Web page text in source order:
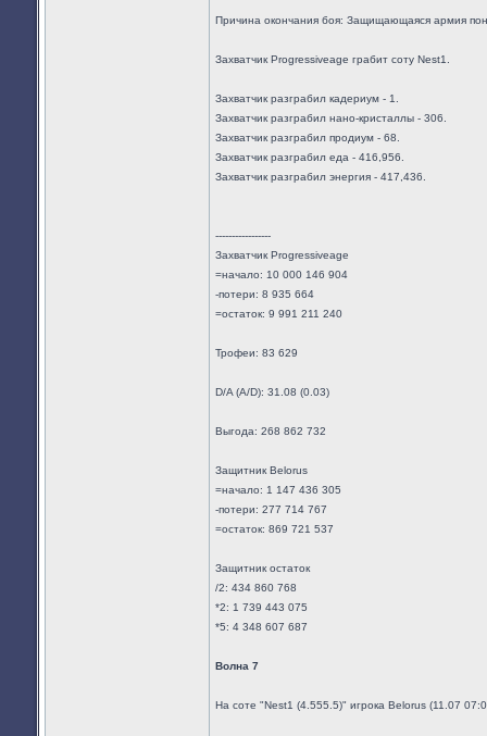
Причина окончания боя: Защищающаяся армия
Захватчик Progressiveage грабит соту Nest1.
Захватчик разграбил кадериум - 1.
Захватчик разграбил нано-кристаллы - 306.
Захватчик разграбил продиум - 68.
Захватчик разграбил еда - 416,956.
Захватчик разграбил энергия - 417,436.
-----------------
Захватчик Progressiveage
=начало: 10 000 146 904
-потери: 8 935 664
=остаток: 9 991 211 240
Трофеи: 83 629
D/A (A/D): 31.08 (0.03)
Выгода: 268 862 732
Защитник Belorus
=начало: 1 147 436 305
-потери: 277 714 767
=остаток: 869 721 537
Защитник остаток
/2: 434 860 768
*2: 1 739 443 075
*5: 4 348 607 687
Волна 7
На соте "Nest1 (4.555.5)" игрока Belorus (11.07